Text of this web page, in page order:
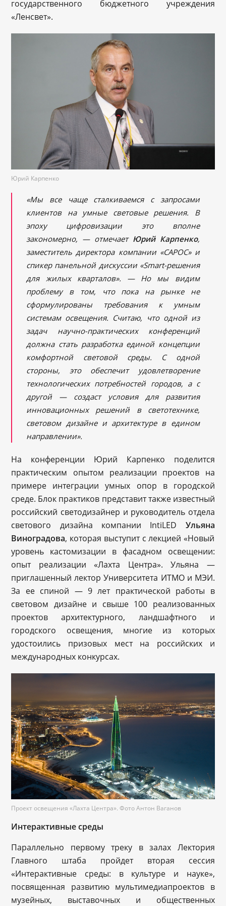
государственного бюджетного учреждения
«Ленсвет».
Юрий Карпенко
«Мы все чаще сталкиваемся с запросами
клиентов на умные световые решения. В
эпоху цифровизации это вполне
закономерно, — отмечает ЮрийКарпенко,
заместитель директора компании «САРОС» и
спикер панельной дискуссии «Smart-решения
для жилых кварталов». — Но мы видим
проблему в том, что пока на рынке не
сформулированы требования к умным
системам освещения. Считаю, что одной из
задач научно-практических конференций
должна стать разработка единой концепции
комфортной световой среды. С одной
стороны, это обеспечит удовлетворение
технологических потребностей городов, а с
другой — создаст условия для развития
инновационных решений в светотехнике,
световом дизайне и архитектуре в едином
направлении».
На конференции Юрий Карпенко поделится
практическим опытом реализации проектов на
примере интеграции умных опор в городской
среде. Блок практиков представит также известный
российский светодизайнер и руководитель отдела
светового дизайна компании IntiLED Ульяна
Виноградова, которая выступит с лекцией «Новый
уровень кастомизации в фасадном освещении:
опыт реализации «Лахта Центра». Ульяна —
приглашенный лектор Университета ИТМО и МЭИ.
За ее спиной — 9 лет практической работы в
световом дизайне и свыше 100 реализованных
проектов архитектурного, ландшафтного и
городского освещения, многие из которых
удостоились призовых мест на российских и
международных конкурсах.
Проект освещения «Лахта Центра». Фото Антон Ваганов
Интерактивные среды
Параллельно первому треку в залах Лектория
Главного штаба пройдет вторая сессия
«Интерактивные среды: в культуре и науке»,
посвященная развитию мультимедиапроектов в
музейных, выставочных и общественных